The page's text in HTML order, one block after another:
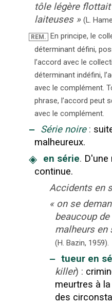
tôle légère
laiteuses » (L.
REM. En principe, le
déterminant défini,
l’accord avec le
déterminant indéfini,
avec le complément.
phrase, l’accord peut
avec le complément.
‒ Série noire :
malheureux.
◈ en série. D'une
continue.
Accidents en
« on se
beaucoup
malheurs en
(H. Bazin, 1959).
‒ tueur en
killer) :
meurtres à
des